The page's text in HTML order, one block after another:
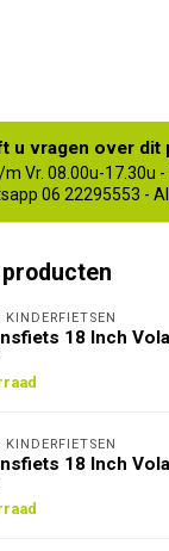
u vragen over dit
m Vr. 08.00u-17.30u
06 22295553 -
KINDERFIETSEN
18 Inch
KINDERFIETSEN
18 Inch